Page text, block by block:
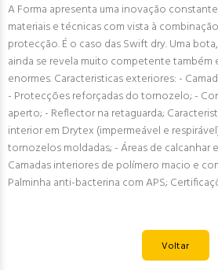
A Forma apresenta uma inovação
materiais e técnicas com vista à
protecção. É o caso das Swift dry. Uma
ainda se revela muito competente também
enormes. Caracteristicas exteriores: -
- Protecções reforçadas do tornozelo; -
aperto; - Reflector na retaguarda;
interior em Drytex (impermeável e
tornozelos moldadas; - Áreas de calcanhar
Camadas interiores de polímero macio e
Palminha anti-bacterina com APS;
Voltar